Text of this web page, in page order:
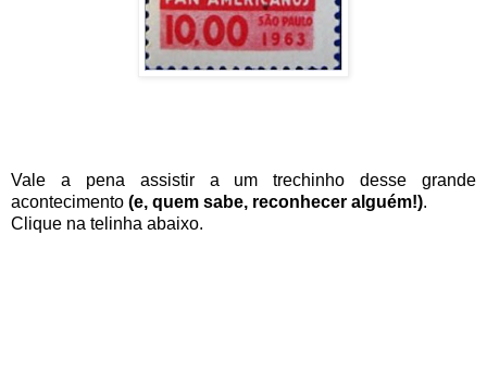
Vale a pena assistir a um trechinho desse grande
acontecimento (e, quem sabe, reconhecer alguém!).
Clique na telinha abaixo.